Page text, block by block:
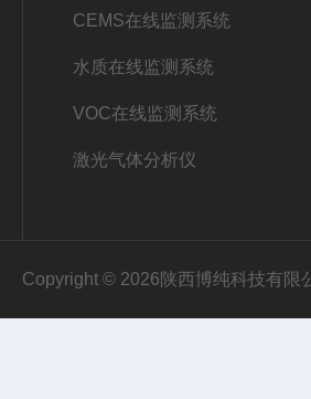
CEMS在线监测系统
水质在线监测系统
VOC在线监测系统
激光气体分析仪
Copyright © 2026陕西博纯科技有